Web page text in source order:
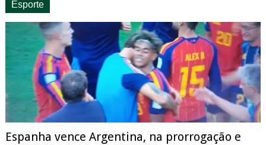
Esporte
Espanha vence Argentina, na prorrogação e